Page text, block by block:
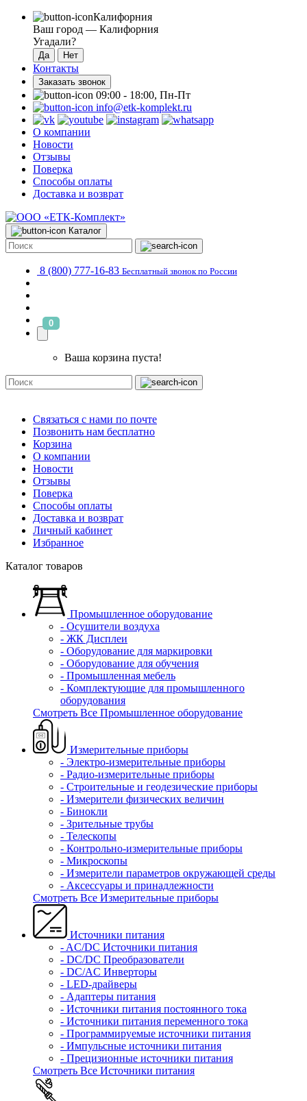
Калифорния
Ваш город — Калифорния
Угадали?
Контакты
Заказать звонок
09:00 - 18:00, Пн-Пт
info@etk-komplekt.ru
О компании
Новости
Отзывы
Поверка
Способы оплаты
Доставка и возврат
Каталог
8 (800) 777-16-83 Бесплатный звонок по России
0
Ваша корзина пуста!
Связаться с нами по почте
Позвонить нам бесплатно
Корзина
О компании
Новости
Отзывы
Поверка
Способы оплаты
Доставка и возврат
Личный кабинет
Избранное
Каталог товаров
Промышленное оборудование
- Осушители воздуха
- ЖК Дисплеи
- Оборудование для маркировки
- Оборудование для обучения
- Промышленная мебель
- Комплектующие для промышленного
оборудования
Смотреть Все Промышленное оборудование
Измерительные приборы
- Электро-измерительные приборы
- Радио-измерительные приборы
- Строительные и геодезические приборы
- Измерители физических величин
- Бинокли
- Зрительные трубы
- Телескопы
- Контрольно-измерительные приборы
- Микроскопы
- Измерители параметров окружающей среды
- Аксессуары и принадлежности
Смотреть Все Измерительные приборы
Источники питания
- AC/DC Источники питания
- DC/DC Преобразователи
- DC/AC Инверторы
- LED-драйверы
- Адаптеры питания
- Источники питания постоянного тока
- Источники питания переменного тока
- Программируемые источники питания
- Импульсные источники питания
- Прецизионные источники питания
Смотреть Все Источники питания